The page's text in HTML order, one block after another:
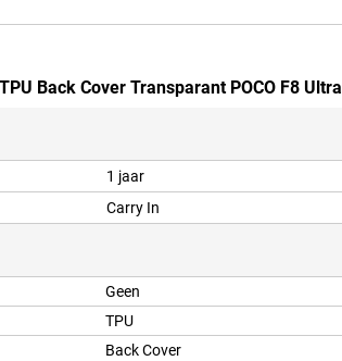
Back Cover Transparant POCO F8 Ultra
1 jaar
Carry In
Geen
TPU
Back Cover